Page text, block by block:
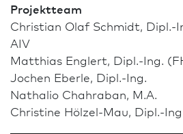
Projektteam
Christian Olaf Schmidt, Dipl.-
AIV
Matthias Englert, Dipl.-Ing.
Jochen Eberle, Dipl.-Ing.
Nathalio Chahraban, M.A.
Christine Hölzel-Mau, Dipl.-